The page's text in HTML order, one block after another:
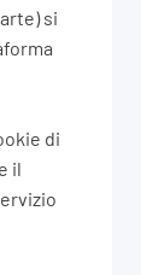
si
di
il